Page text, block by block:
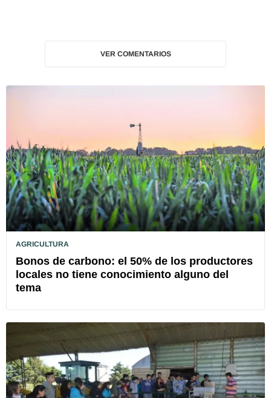
VER COMENTARIOS
AGRICULTURA
Bonos de carbono: el 50% de los productores
locales no tiene conocimiento alguno del
tema